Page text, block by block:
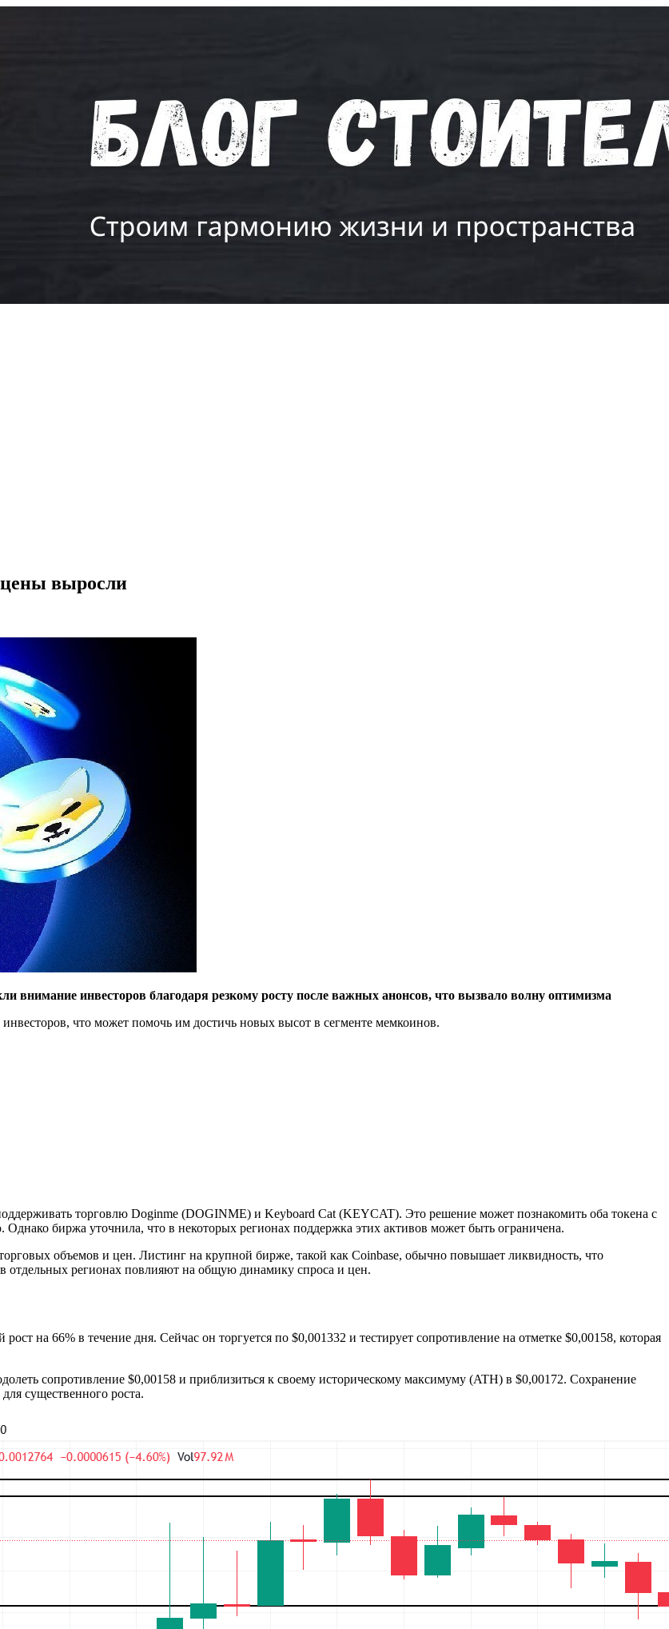
выросли
инвесторов благодаря резкому росту после важных анонсов, что вызвало волну оптимизма
что может помочь им достичь новых высот в сегменте мемкоинов.
торговлю Doginme (DOGINME) и Keyboard Cat (KEYCAT). Это решение может познакомить оба токена с
биржа уточнила, что в некоторых регионах поддержка этих активов может быть ограничена.
объемов и цен. Листинг на крупной бирже, такой как Coinbase, обычно повышает ликвидность, что
отдельных регионах повлияют на общую динамику спроса и цен.
на 66% в течение дня. Сейчас он торгуется по $0,001332 и тестирует сопротивление на отметке $0,00158, которая
сопротивление $0,00158 и приблизиться к своему историческому максимуму (ATH) в $0,00172. Сохранение
существенного роста.